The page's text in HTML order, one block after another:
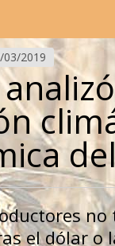
03/2019
no
el dólar o